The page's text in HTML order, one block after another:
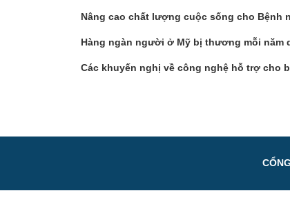
Nâng cao chất lượng cuộc sống cho Bệnh
Hàng ngàn người ở Mỹ bị thương mỗi năm
Các khuyến nghị về công nghệ hỗ trợ cho